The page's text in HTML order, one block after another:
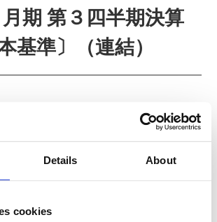
Details About
cookies
期 第３四半期決算
基準〕（連結）
所にて2025年３月期 第３四半期決算を発表